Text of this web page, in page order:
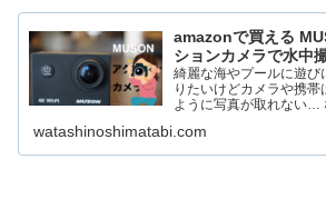
amazonで買える
ションカメラで水中
綺麗な海やプールに遊
りたいけどカメラや携帯
ように写真が取れない…
ホッピング（2島を巡る
定があったので、綺麗...
watashinoshimatabi.com